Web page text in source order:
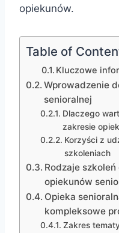
opiekunów.
Table of
Kluczowe
Wprowadzenie
senioralnej
Dlaczego
zakresie
Korzyści z
szkoleniach
Rodzaje
opiekunów
Opieka
kompleksowe
Zakres